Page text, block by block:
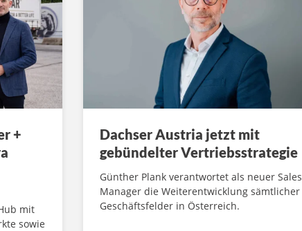
+
mit
sowie
Dachser Austria jetzt mit
gebündelter Vertriebsstrategie
Günther Plank verantwortet als neuer Sales
Manager die Weiterentwicklung sämtlicher
Geschäftsfelder in Österreich.